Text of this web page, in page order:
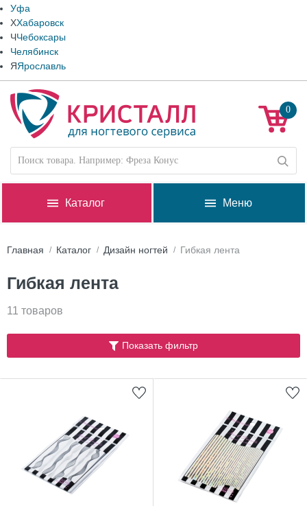
Уфа
ХХабаровск
ЧЧебоксары
Челябинск
ЯЯрославль
0
Каталог Меню
Главная Каталог Дизайн ногтей Гибкая лента
Гибкая лента
11 товаров
Показать фильтр